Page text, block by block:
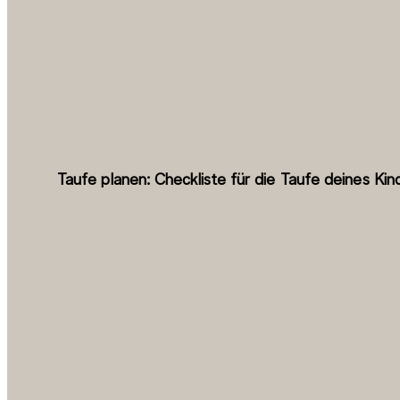
Taufe planen: Checkliste für die Taufe deines